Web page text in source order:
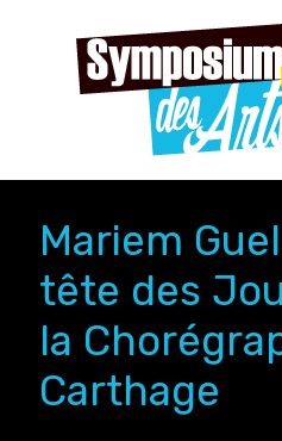
Mariem
tête des
la
Carthage